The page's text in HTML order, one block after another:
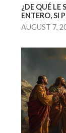
¿DE QUÉ LE
ENTERO, SI
AUGUST 7,